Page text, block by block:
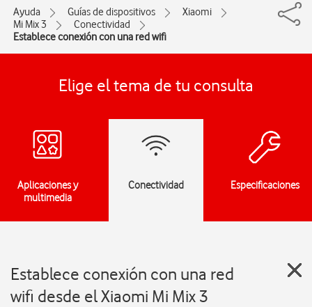
Ayuda Guías de dispositivos
Xiaomi
Mi Mix 3
Conectividad
Establece conexión con una red wifi
Elige el tema de tu consulta
Aplicaciones y
multimedia
Conectividad Especificaciones
Establece conexión con una red
wifi desde el Xiaomi Mi Mix 3